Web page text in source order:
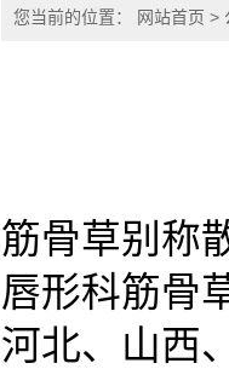
您当前的位置： 网站首页 >
筋骨草别称
唇形科筋骨
河北、山西